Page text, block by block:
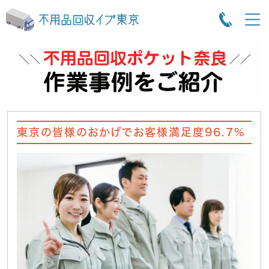
東京の皆様のおかげでお客様満足度96.7%